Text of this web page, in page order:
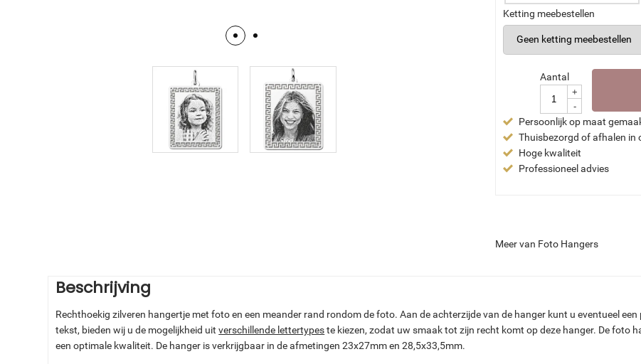
Ketting meebestellen
Aantal
+
-
Persoonlijk op maat
Thuisbezorgd of afhalen in
Hoge kwaliteit
Professioneel advies
Meer van Foto Hangers
Beschrijving
Rechthoekig zilveren hangertje met foto en een meander rand rondom de foto. Aan de achterzijde van de hanger kunt u eventueel
tekst, bieden wij u de mogelijkheid uitverschillende lettertypeste kiezen, zodat uw smaak tot zijn recht komt op deze hanger. De foto
een optimale kwaliteit. De hanger is verkrijgbaar in de afmetingen 23x27mm en 28,5x33,5mm.